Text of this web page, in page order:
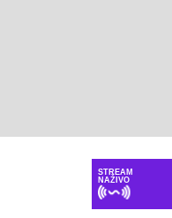
STREAM
NAŽIVO